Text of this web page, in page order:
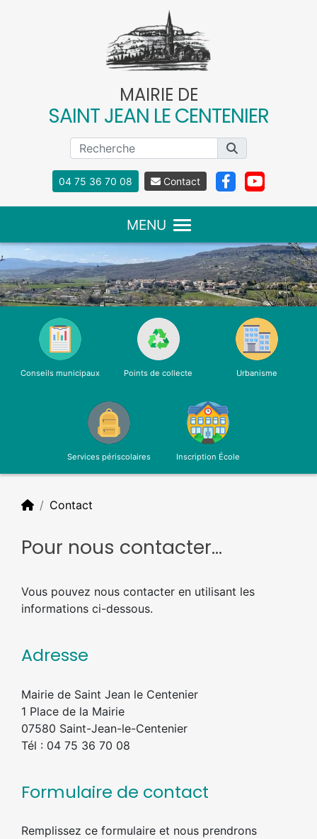
MAIRIE DE
SAINT JEAN LE CENTENIER
04 75 36 70 08 Contact
MENU
Conseils municipaux Points de collecte Urbanisme
Services périscolaires Inscription École
Contact
Pour nous contacter...
Vous pouvez nous contacter en utilisant les
informations ci-dessous.
Adresse
Mairie de Saint Jean le Centenier
1 Place de la Mairie
07580 Saint-Jean-le-Centenier
Tél : 04 75 36 70 08
Formulaire de contact
Remplissez ce formulaire et nous prendrons
Panneau de gestion des cookies